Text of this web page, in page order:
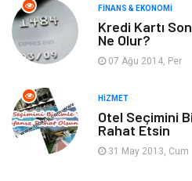
Ev İşleri
Gençlik & Eğlence
Sigorta
Mobilya
FINANS & EKONOMI
Kredi Kartı
Ne Olur?
07 Ağu 2014, Per
HIZMET
Otel Seçimini
Rahat Etsin
31 May 2013, Cum